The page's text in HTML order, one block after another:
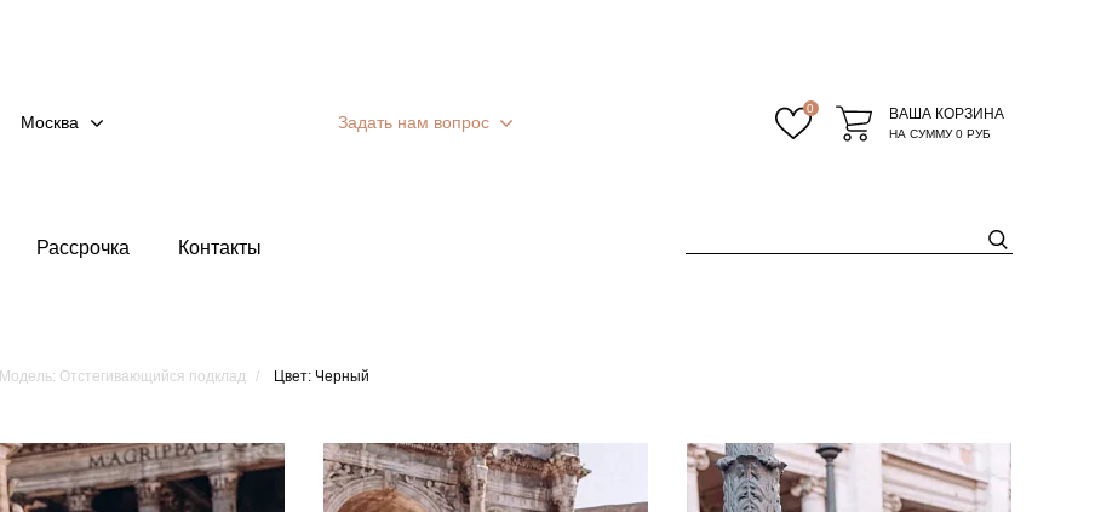
Москва Задать нам вопрос
0 ВАША КОРЗИНА
НА СУММУ0 РУБ
Рассрочка Контакты
Модель: Отстегивающийся подклад Цвет: Черный